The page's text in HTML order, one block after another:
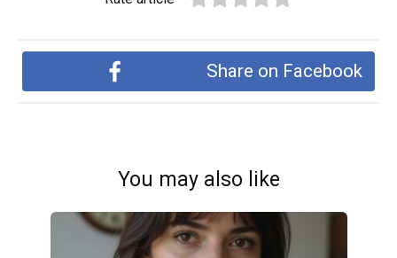
Share on Facebook
You may also like